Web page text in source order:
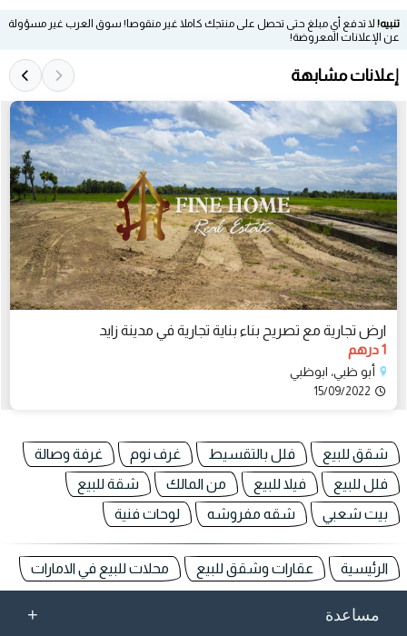
تنبيه! لا تدفع أي مبلغ حتى تحصل على منتجك كاملا غير منقوصا! سوق العرب غير مسؤولة
عن الإعلانات المعروضة!
إعلانات مشابهة
ارض تجارية مع تصريح بناء بناية تجارية في مدينة زايد
1 درهم
أبو ظبي، ابوظبي
15/09/2022
شقق للبيع فلل بالتقسيط غرف نوم
غرفة وصالة
فلل للبيع
فيلا للبيع من المالك
شقة للبيع
بيت شعبي
شقه مفروشه لوحات فنية
الرئيسية عقارات وشقق للبيع محلات للبيع في الامارات
مساعدة +